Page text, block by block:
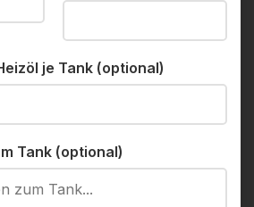
je Tank (optional)
Tank (optional)